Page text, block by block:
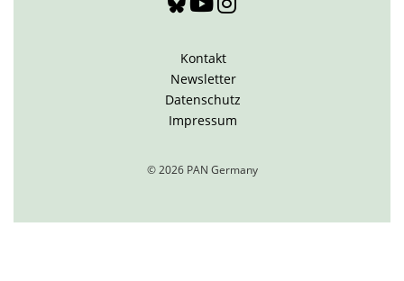
Kontakt
Newsletter
Datenschutz
Impressum
© 2026 PAN Germany